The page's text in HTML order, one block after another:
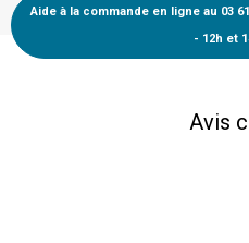
Aide à la commande en ligne au 03
- 12h et
Avis